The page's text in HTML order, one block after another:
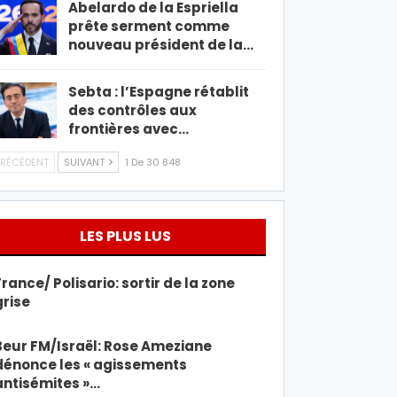
Abelardo de la Espriella
prête serment comme
nouveau président de la…
Sebta : l’Espagne rétablit
des contrôles aux
frontières avec…
SUIVANT 1 De 30 848
LES PLUS LUS
Polisario: sortir de la zone
FM/Israël: Rose Ameziane
les « agissements
»…